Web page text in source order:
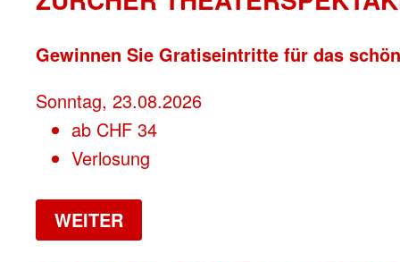
Gewinnen Sie Gratiseintritte für das
Sonntag, 23.08.2026
ab CHF 34
Verlosung
WEITER